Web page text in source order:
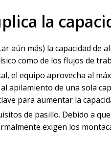
la
aún más) la capacidad de
como de los flujos de
el equipo aprovecha al
apilamiento de una sola
para aumentar la
de pasillo. Debido a
exigen los